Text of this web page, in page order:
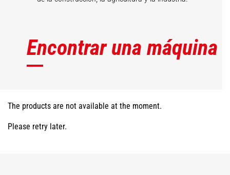
Encontrar una máquina
The products are not available at the moment.
Please retry later.